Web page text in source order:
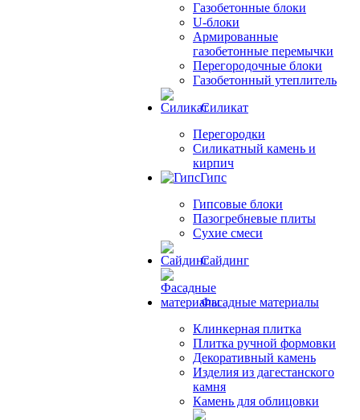
Газобетонные блоки
U-блоки
Армированные
газобетонные перемычки
Перегородочные блоки
Газобетонный утеплитель
Силикат
Перегородки
Силикатный камень и
кирпич
Гипс
Гипсовые блоки
Пазогребневые плиты
Сухие смеси
Сайдинг
Фасадные материалы
Клинкерная плитка
Плитка ручной формовки
Декоративный камень
Изделия из дагестанского
камня
Камень для облицовки